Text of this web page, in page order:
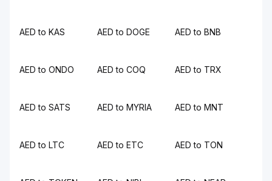
AED to KAS AED to DOGE AED to BNB
AED to ONDO AED to COQ AED to TRX
AED to SATS AED to MYRIA AED to MNT
AED to LTC AED to ETC AED to TON